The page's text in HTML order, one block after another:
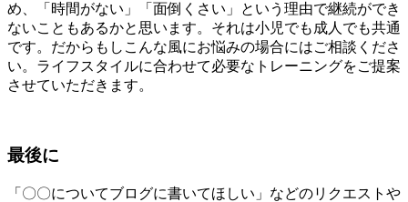
め、「時間がない」「面倒くさい」という理由で継続ができ
ないこともあるかと思います。それは小児でも成人でも共通
です。だからもしこんな風にお悩みの場合にはご相談くださ
い。ライフスタイルに合わせて必要なトレーニングをご提案
させていただきます。
最後に
「〇〇についてブログに書いてほしい」などのリクエストや